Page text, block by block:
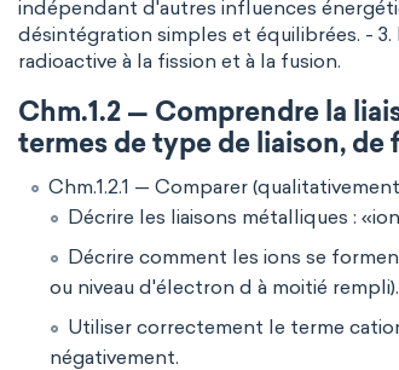
indépendant d'autres influences
désintégration simples et équilibrées. -
radioactive à la fission et à la fusion.
Chm.1.2 — Comprendre la
termes de type de liaison, de
Chm.1.2.1 — Comparer
Décrire les liaisons métalliques :
Décrire comment les ions se
ou niveau d'électron d à moitié rempli).
Utiliser correctement le terme
négativement.